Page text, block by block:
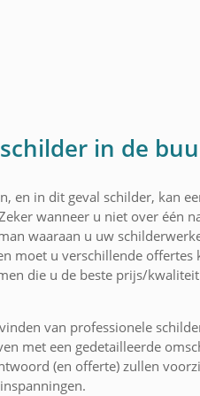
in de
en in dit geval schilder, kan
wanneer u niet over één
waaraan u uw
moet u verschillende offertes
die u de beste prijs/
van professionele
met een gedetailleerde
(en offerte) zullen